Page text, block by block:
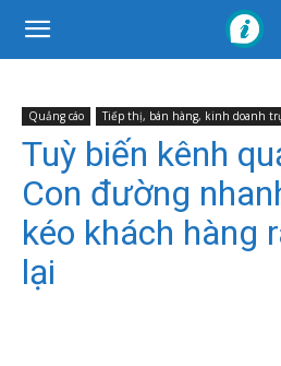
Quảng cáo Tiếp thị, bán hàng, kinh doanh
Tuỳ biến kênh
Con đường
kéo khách hàng
lại